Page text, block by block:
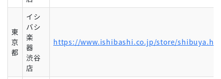
東
京
都
イシ
バシ
楽
器
渋谷
店
https://www.ishibashi.co.jp/store/